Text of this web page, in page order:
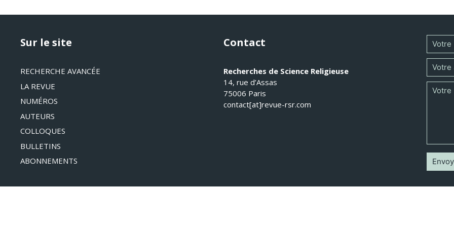
Sur le site
RECHERCHE AVANCÉE
LA REVUE
NUMÉROS
AUTEURS
COLLOQUES
BULLETINS
ABONNEMENTS
Contact
Recherches de Science Religieuse
14, rue d’Assas
75006 Paris
contact[at]revue-rsr.com